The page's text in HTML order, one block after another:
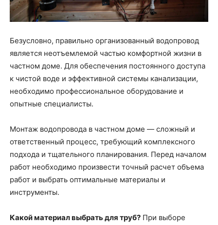
Безусловно, правильно организованный водопровод
является неотъемлемой частью комфортной жизни в
частном доме. Для обеспечения постоянного доступа
к чистой воде и эффективной системы канализации,
необходимо профессиональное оборудование и
опытные специалисты.
Монтаж водопровода в частном доме — сложный и
ответственный процесс, требующий комплексного
подхода и тщательного планирования. Перед началом
работ необходимо произвести точный расчет объема
работ и выбрать оптимальные материалы и
инструменты.
Какой материал выбрать для труб? При выборе